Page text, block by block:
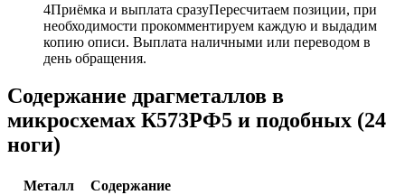
4Приёмка и выплата сразуПересчитаем позиции, при
необходимости прокомментируем каждую и выдадим
копию описи. Выплата наличными или переводом в
день обращения.
Содержание драгметаллов в
микросхемах К573РФ5 и подобных (24
ноги)
Металл
Содержание